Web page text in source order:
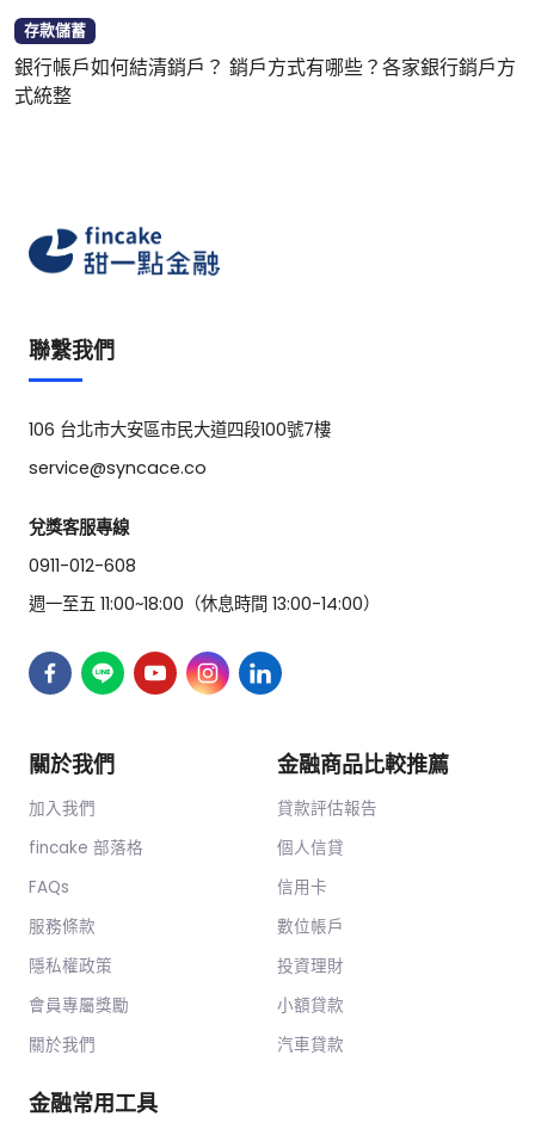
存款儲蓄
銀行帳戶如何結清銷戶？ 銷戶方式有哪些？各家銀行銷戶方
式統整
聯繫我們
106 台北市大安區市民大道四段100號7樓
service@syncace.co
兌獎客服專線
0911-012-608
週一至五 11:00~18:00（休息時間 13:00-14:00）
關於我們
加入我們
fincake 部落格
FAQs
服務條款
隱私權政策
會員專屬獎勵
關於我們
金融商品比較推薦
貸款評估報告
個人信貸
信用卡
數位帳戶
投資理財
小額貸款
汽車貸款
金融常用工具